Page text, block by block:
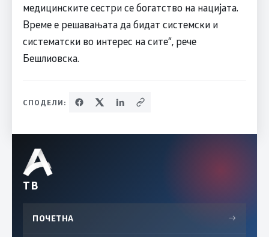
медицинските сестри се богатство на нацијата.
Време е решавањата да бидат системски и
систематски во интерес на сите“, рече
Бешлиовска.
СПОДЕЛИ:
ТВ
ПОЧЕТНА →